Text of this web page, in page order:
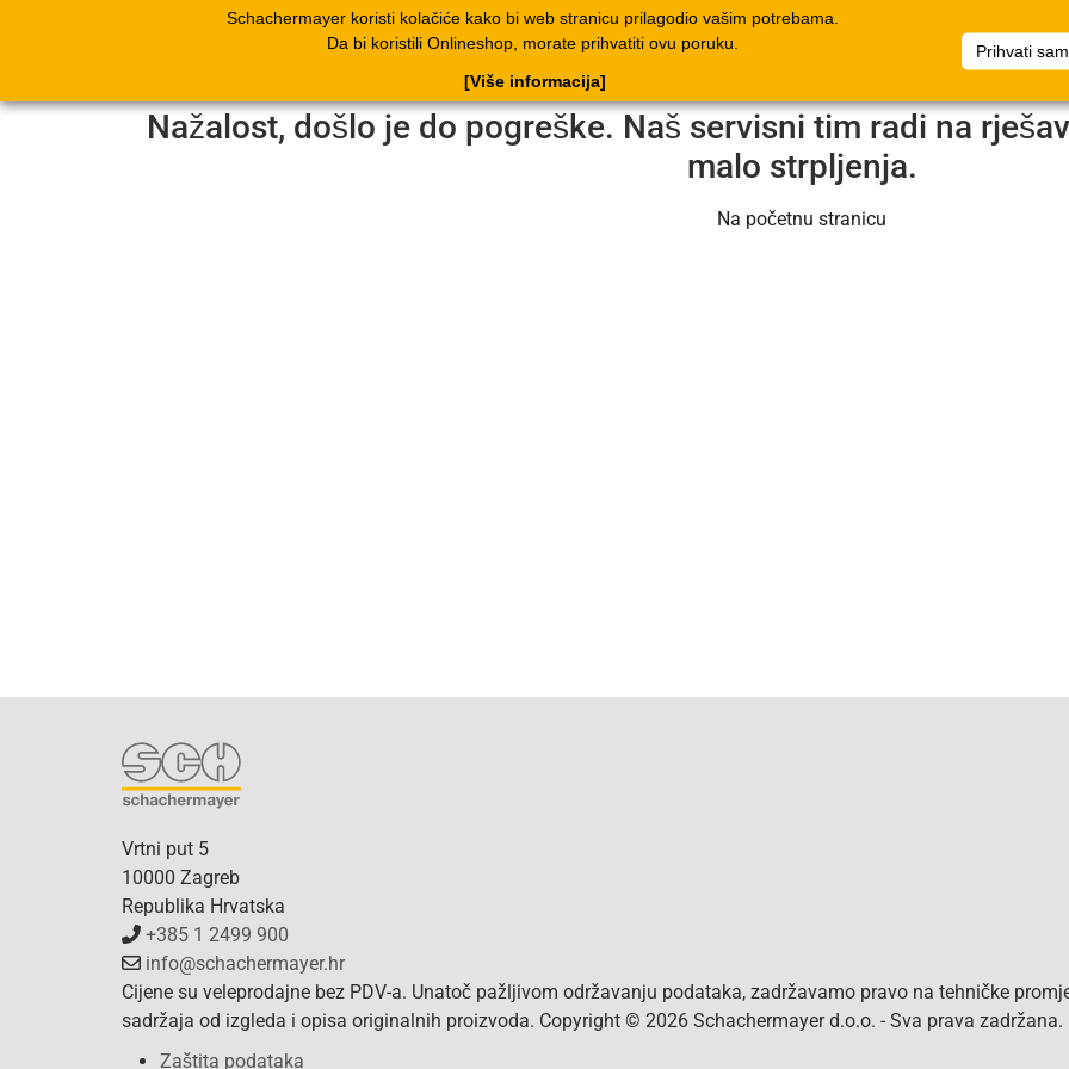
Schachermayer koristi kolačiće kako bi web stranicu prilagodio vašim potrebama.
Da bi koristili Onlineshop, morate prihvatiti ovu poruku.
Prihvati
[Više informacija]
Proizvodi Katalog Dokumenti Poduzeće Popis artikala Dokumenti
Nažalost, došlo je do pogreške. Naš servisni tim radi na
malo strpljenja.
Na početnu stranicu
Vrtni put 5
10000 Zagreb
Republika Hrvatska
+385 1 2499 900
info@schachermayer.hr
Cijene su veleprodajne bez PDV-a. Unatoč pažljivom održavanju podataka, zadržavamo pravo na tehničke
sadržaja od izgleda i opisa originalnih proizvoda. Copyright © 2026 Schachermayer d.o.o. - Sva prava zadržana.
Zaštita podataka